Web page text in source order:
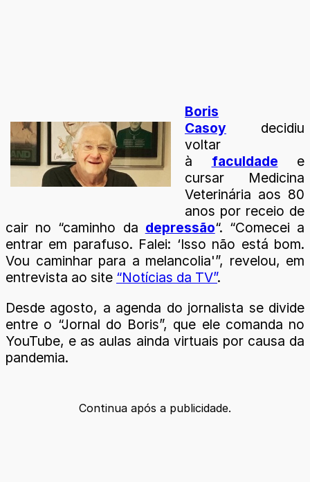
Boris
Casoy decidiu
voltar
à faculdade e
cursar Medicina
Veterinária aos 80
anos por receio de
cair no “caminho da depressão“. “Comecei a
entrar em parafuso. Falei: ‘Isso não está bom.
Vou caminhar para a melancolia'”, revelou, em
entrevista ao site “Notícias da TV”.
Desde agosto, a agenda do jornalista se divide
entre o “Jornal do Boris”, que ele comanda no
YouTube, e as aulas ainda virtuais por causa da
pandemia.
Continua após a publicidade.